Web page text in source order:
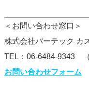
＜お問い合わせ窓口＞
株式会社バーテック カ
TEL：06-6484-9343 （
お問い合わせフォーム